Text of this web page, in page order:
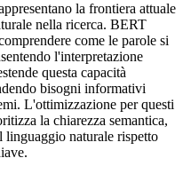
la frontiera attuale
nella ricerca. BERT
come le parole si
l'interpretazione
questa capacità
bisogni informativi
L'ottimizzazione per questi
la chiarezza semantica,
linguaggio naturale rispetto